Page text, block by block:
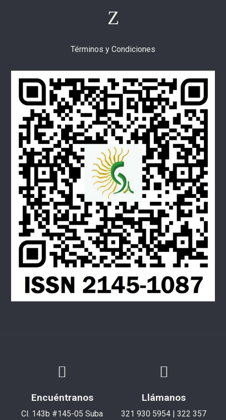
Términos y Condiciones
Encuéntranos
Cl. 143b #145-05 Suba
Llámanos
321 930 5954 | 322 357